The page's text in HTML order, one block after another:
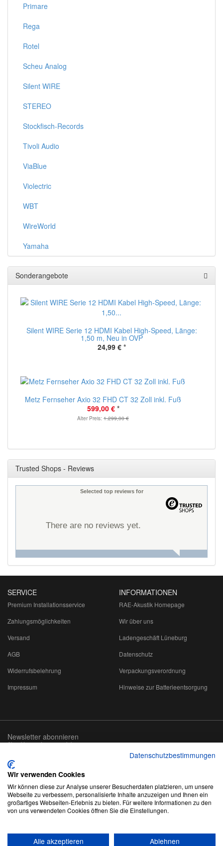
Primare
Rega
Rotel
Scheu Analog
Silent WIRE
STEREO
Stockfisch-Records
Tivoli Audio
ViaBlue
Violectric
WBT
WireWorld
Yamaha
Sonderangebote
Silent WIRE Serie 12 HDMI Kabel High-Speed, Länge:
1,50 m, Neu in OVP
24,99 € *
Metz Fernseher Axio 32 FHD CT 32 Zoll inkl. Fuß
599,00 € *
Alter Preis: 1.299,00 €
Trusted Shops - Reviews
Selected top reviews for
There are no reviews yet.
SERVICE
Premium Installationsservice
Zahlungsmöglichkeiten
Versand
AGB
Widerrufsbelehrung
Impressum
INFORMATIONEN
RAE-Akustik Homepage
Wir über uns
Ladengeschäft Lüneburg
Datenschutz
Verpackungsverordnung
Hinweise zur Batterieentsorgung
Newsletter abonnieren
Abmeldung jederzeit möglich
Adresse
abonnieren
Datenschutzbestimmungen
Wir verwenden Cookies
Wir können diese zur Analyse unserer Besucherdaten platzieren, um unsere
Webseite zu verbessern, personalisierte Inhalte anzuzeigen und Ihnen ein
großartiges Webseiten-Erlebnis zu bieten. Für weitere Informationen zu den
von uns verwendeten Cookies öffnen Sie die Einstellungen.
Alle akzeptieren Ablehnen